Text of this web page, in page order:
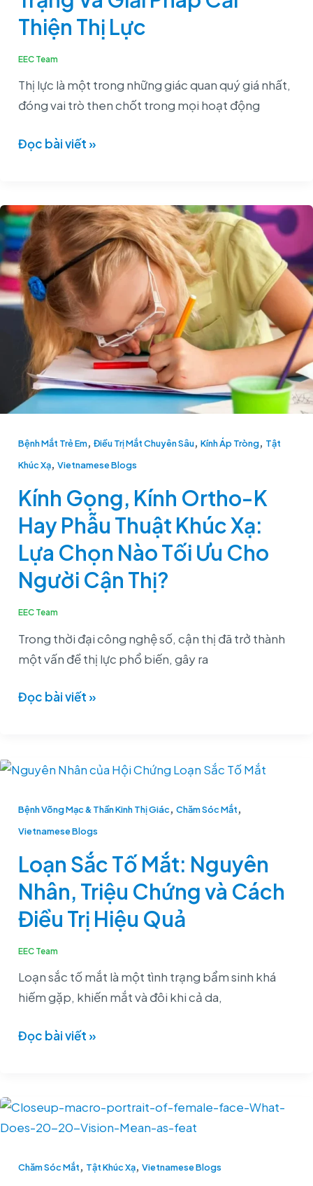
Thiện Thị Lực
EEC Team
Thị lực là một trong những giác quan quý giá nhất,
đóng vai trò then chốt trong mọi hoạt động
Pháp
Thiện
Thị
Lực
Đọc bài viết »
Bệnh Mắt Trẻ Em, Điều Trị Mắt Chuyên Sâu, Kính Áp Tròng, Tật
Khúc Xạ, Vietnamese Blogs
Kính Gọng, Kính Ortho-K
Hay Phẫu Thuật Khúc Xạ:
Lựa Chọn Nào Tối Ưu Cho
Người Cận Thị?
EEC Team
Trong thời đại công nghệ số, cận thị đã trở thành
một vấn đề thị lực phổ biến, gây ra
Kính
Gọng,
Kính
Ortho-
K
Hay
Phẫu
Thuật
Khúc
Xạ:
Lựa
Chọn
Nào
Ưu
Cho
Người
Cận
Thị?
Đọc bài viết »
Bệnh Võng Mạc & Thần Kinh Thị Giác, Chăm Sóc Mắt,
Vietnamese Blogs
Loạn Sắc Tố Mắt: Nguyên
Nhân, Triệu Chứng và Cách
Điều Trị Hiệu Quả
EEC Team
Loạn sắc tố mắt là một tình trạng bẩm sinh khá
hiếm gặp, khiến mắt và đôi khi cả da,
Loạn
Tố
Mắt:
Nhân,
Triệu
Chứng
và
Cách
Điều
Trị
Quả
Đọc bài viết »
Chăm Sóc Mắt, Tật Khúc Xạ, Vietnamese Blogs
Thị
Lực
Chuẩn